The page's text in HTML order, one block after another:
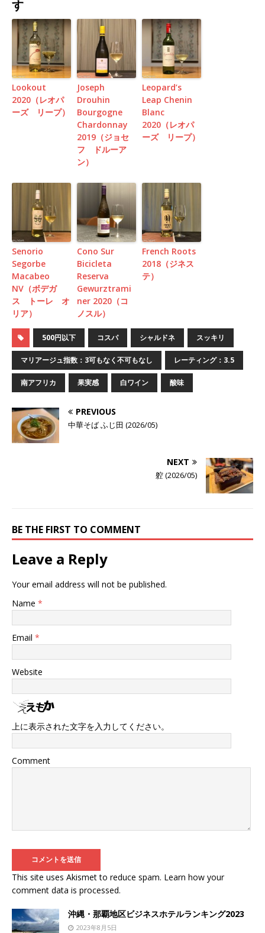
す
Lookout
2020（レオパ
ーズ リープ）
Joseph
Drouhin
Bourgogne
Chardonnay
2019（ジョセ
フ ドルーア
ン）
Leopard’s
Leap Chenin
Blanc
2020（レオパ
ーズ リープ）
Senorio
Segorbe
Macabeo
NV（ボデガ
ス トーレ オ
リア）
Cono Sur
Bicicleta
Reserva
Gewurztrami
ner 2020（コ
ノスル）
French Roots
2018（ジネス
テ）
500円以下 コスパ シャルドネ スッキリ
マリアージュ指数：3可もなく不可もなし レーティング：3.5
南アフリカ 果実感 白ワイン 酸味
PREVIOUS
中華そば ふじ田 (2026/05)
NEXT
躻 (2026/05)
BE THE FIRST TO COMMENT
Leave a Reply
Your email address will not be published.
Name *
Email *
Website
上に表示された文字を入力してください。
Comment
This site uses Akismet to reduce spam. Learn how your
comment data is processed.
沖縄・那覇地区ビジネスホテルランキング2023
2023年8月5日